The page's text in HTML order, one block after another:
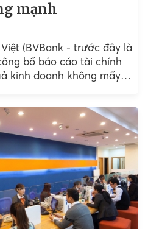
mạnh
(BVBank - trước đây là
bố báo cáo tài chính
kinh doanh không mấy